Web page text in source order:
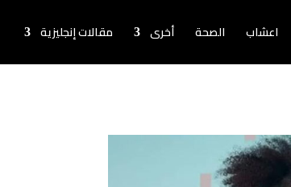
اعشاب الصحة أخرى مقالات إنجليزية